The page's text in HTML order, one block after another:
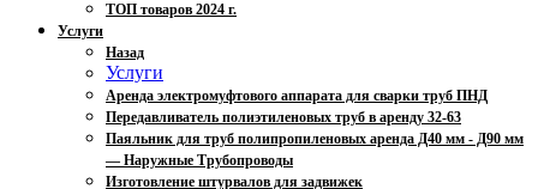
ТОП товаров 2024 г.
Услуги
Назад
Услуги
Аренда электромуфтового аппарата для сварки труб ПНД
Передавливатель полиэтиленовых труб в аренду 32-63
Паяльник для труб полипропиленовых аренда Д40 мм - Д90 мм
— Наружные Трубопроводы
Изготовление штурвалов для задвижек